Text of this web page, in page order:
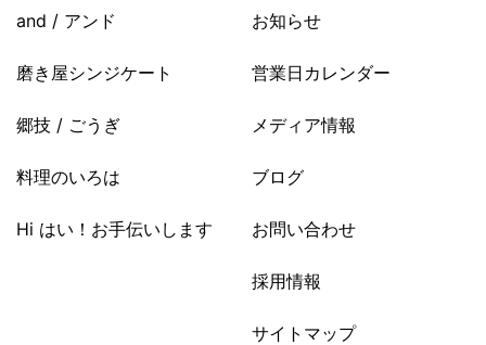
and / アンド
磨き屋シンジケート
郷技 / ごうぎ
料理のいろは
Hi はい！お手伝いします
お知らせ
営業日カレンダー
メディア情報
ブログ
お問い合わせ
採用情報
サイトマップ